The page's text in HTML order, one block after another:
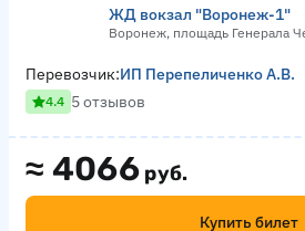
ЖД вокзал "Воронеж-1"
Воронеж, площадь Генерала
≈ 4066 руб.
Купить билет
Перевозчик:ИП Перепеличенко А.В.
4.4 5 отзывов